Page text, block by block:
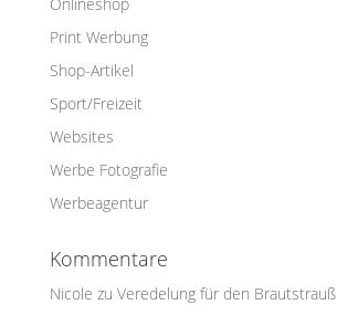
Print Werbung
Shop-Artikel
Sport/Freizeit
Websites
Werbe Fotografie
Werbeagentur
Kommentare
Nicole zu Veredelung für den Brautstrauß